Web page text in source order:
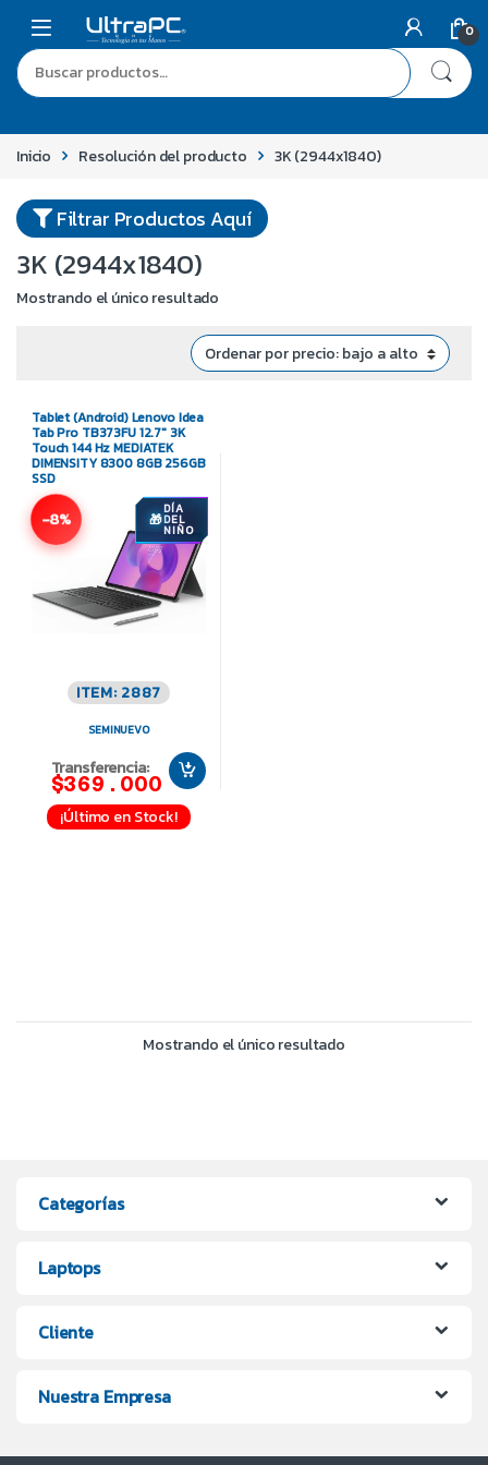
0
Inicio Resolución del producto 3K (2944x1840)
Filtrar Productos Aquí
3K (2944x1840)
Mostrando el único resultado
Tablet (Android) Lenovo Idea
Tab Pro TB373FU 12.7″ 3K
Touch 144 Hz MEDIATEK
DIMENSITY 8300 8GB 256GB
SSD
-8% DÍA
DEL
NIÑO
ITEM: 2887
SEMINUEVO
Transferencia:
$369.000
¡Último en Stock!
Mostrando el único resultado
Categorías
Laptops
Cliente
Nuestra Empresa